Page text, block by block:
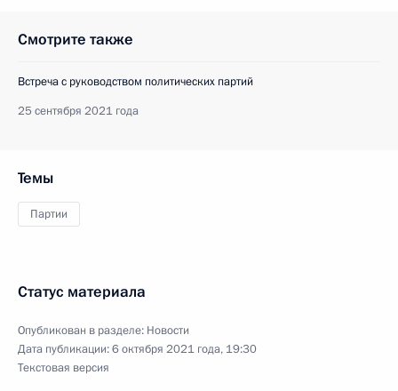
Смотрите также
Встреча с руководством политических партий
25 сентября 2021 года
Темы
Партии
Статус материала
Опубликован в разделе: Новости
Дата публикации:6 октября 2021 года, 19:30
Текстовая версия